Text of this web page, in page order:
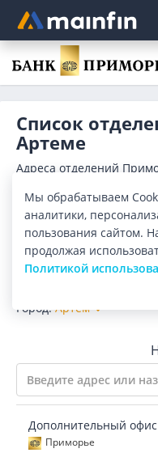
Главное меню
Список
Артеме
Адреса отделений
адресу, названию. Часы
данные.
Показать весь
Отделения
Все
Город:Артем
Дополнительный офис
Приморье
Мы обрабатываем
аналитики,
пользования сайтом.
продолжая
Политикой